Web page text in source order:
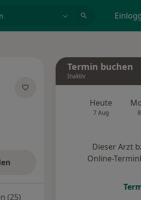
(25)
Termin buchen
Inaktiv
Heute
7 Aug
Dieser Arzt
Online-